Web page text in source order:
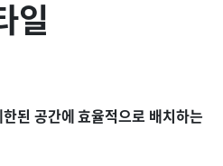
일
된 공간에 효율적으로 배치하는